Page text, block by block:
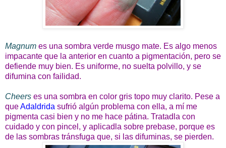
Magnum es una sombra verde musgo mate. Es algo menos
impacante que la anterior en cuanto a pigmentación, pero se
defiende muy bien. Es uniforme, no suelta polvillo, y se
difumina con failidad.
Cheers es una sombra en color gris topo muy clarito. Pese a
queAdaldrida sufrió algún problema con ella, a mí me
pigmenta casi bien y no me hace pátina. Tratadla con
cuidado y con pincel, y aplicadla sobre prebase, porque es
de las sombras tránsfuga que, si las difuminas, se pierden.